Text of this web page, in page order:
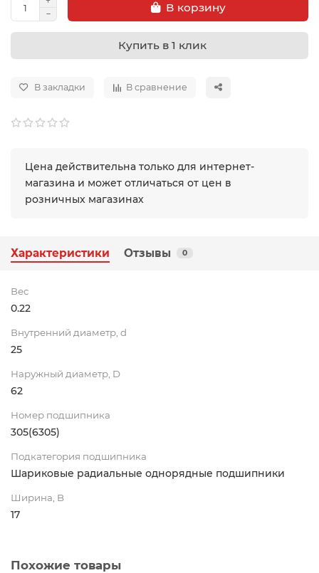
В корзину
Купить в 1 клик
В закладки В сравнение
Цена действительна только для интернет-
магазина и может отличаться от цен в
розничных магазинах
Характеристики Отзывы 0
Вес
0.22
Внутренний диаметр, d
25
Наружный диаметр, D
62
Номер подшипника
305(6305)
Подкатегория подшипника
Шариковые радиальные однорядные подшипники
Ширина, B
17
Похожие товары